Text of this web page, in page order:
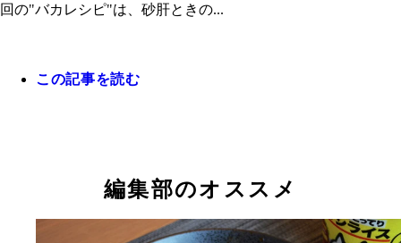
回の"バカレシピ"は、砂肝ときの...
この記事を読む
編集部のオススメ